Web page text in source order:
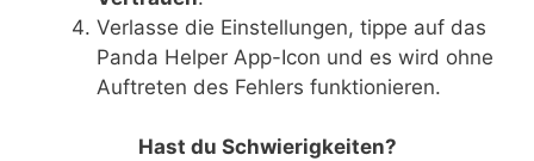
Verlasse die Einstellungen, tippe auf das
Panda Helper App-Icon und es wird ohne
Auftreten des Fehlers funktionieren.
Hast du Schwierigkeiten?